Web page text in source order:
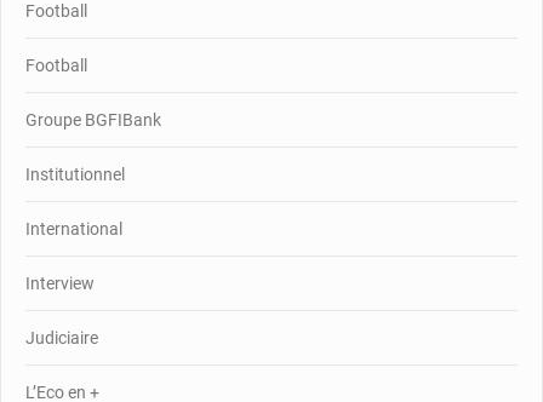
Football
Football
Groupe BGFIBank
Institutionnel
International
Interview
Judiciaire
L’Eco en +